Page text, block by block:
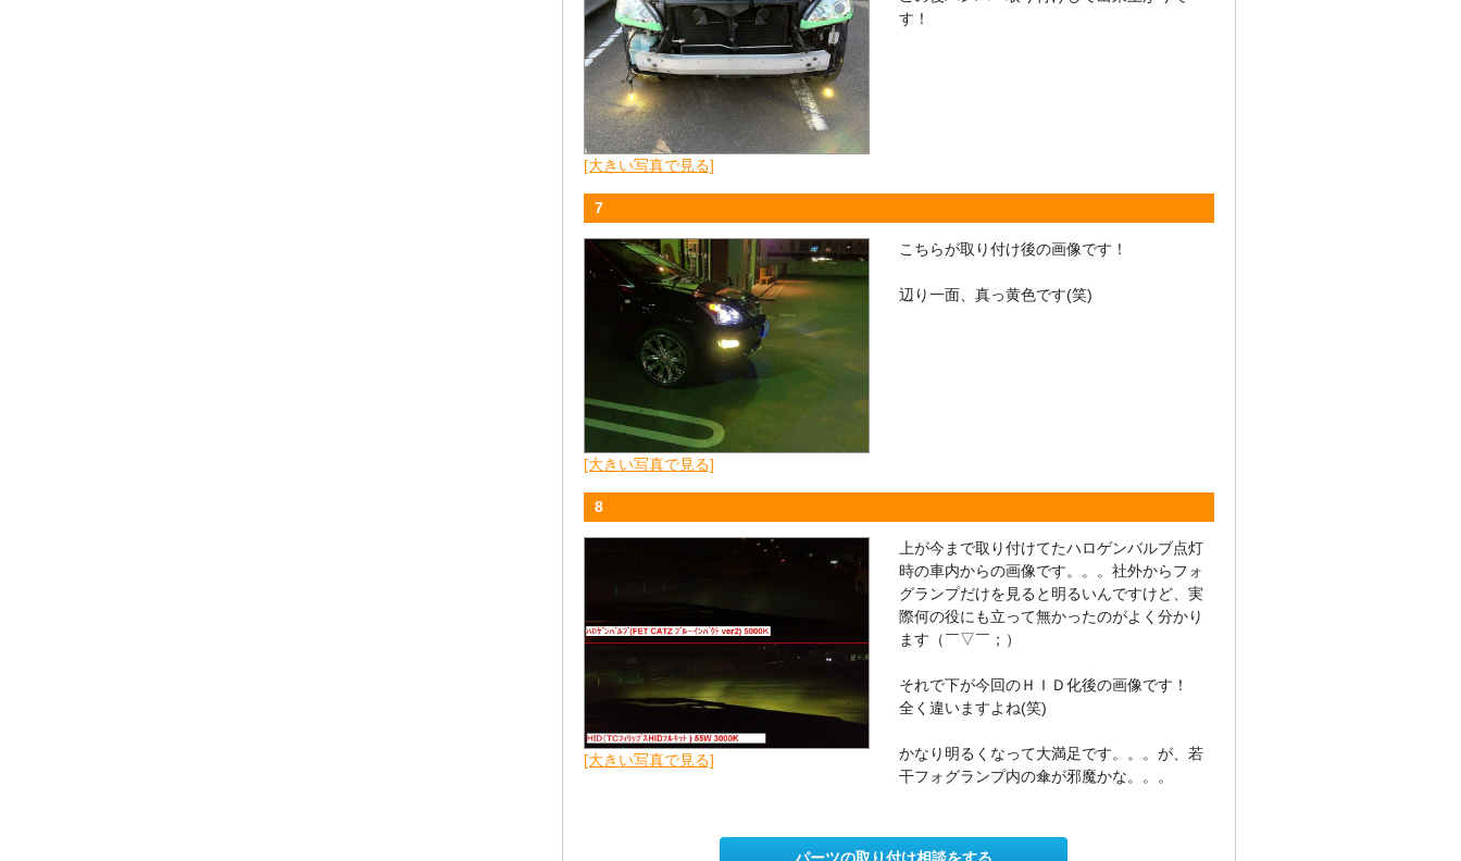
[大きい写真で見る]
す！
7
[大きい写真で見る]
こちらが取り付け後の画像です！
辺り一面、真っ黄色です(笑)
8
[大きい写真で見る]
上が今まで取り付けてたハロゲンバルブ点灯
時の車内からの画像です。。。社外からフォ
グランプだけを見ると明るいんですけど、実
際何の役にも立って無かったのがよく分かり
ます（￣▽￣；）
それで下が今回のＨＩＤ化後の画像です！
全く違いますよね(笑)
かなり明るくなって大満足です。。。が、若
干フォグランプ内の傘が邪魔かな。。。
パーツの取り付け相談をする